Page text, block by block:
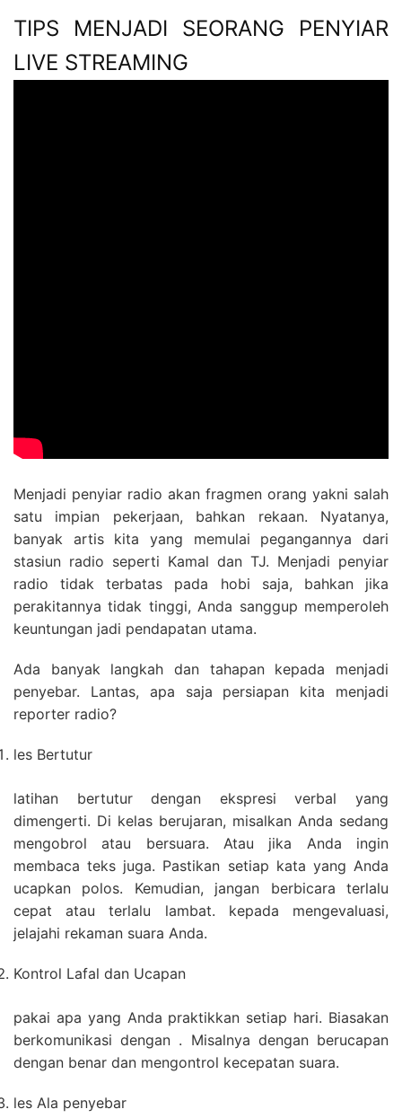
TIPS MENJADI SEORANG PENYIAR
LIVE STREAMING
Menjadi penyiar radio akan fragmen orang yakni salah
satu impian pekerjaan, bahkan rekaan. Nyatanya,
banyak artis kita yang memulai pegangannya dari
stasiun radio seperti Kamal dan TJ. Menjadi penyiar
radio tidak terbatas pada hobi saja, bahkan jika
perakitannya tidak tinggi, Anda sanggup memperoleh
keuntungan jadi pendapatan utama.
Ada banyak langkah dan tahapan kepada menjadi
penyebar. Lantas, apa saja persiapan kita menjadi
reporter radio?
les Bertutur
latihan bertutur dengan ekspresi verbal yang
dimengerti. Di kelas berujaran, misalkan Anda sedang
mengobrol atau bersuara. Atau jika Anda ingin
membaca teks juga. Pastikan setiap kata yang Anda
ucapkan polos. Kemudian, jangan berbicara terlalu
cepat atau terlalu lambat. kepada mengevaluasi,
jelajahi rekaman suara Anda.
Kontrol Lafal dan Ucapan
pakai apa yang Anda praktikkan setiap hari. Biasakan
berkomunikasi dengan . Misalnya dengan berucapan
dengan benar dan mengontrol kecepatan suara.
les Ala penyebar